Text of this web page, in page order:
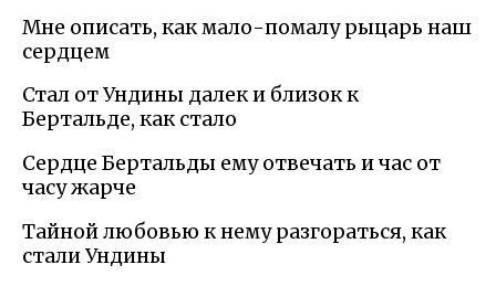
Мне описать, как мало-помалу рыцарь наш
сердцем
Стал от Ундины далек и близок к
Бертальде, как стало
Сердце Бертальды ему отвечать и час от
часу жарче
Тайной любовью к нему разгораться, как
стали Ундины